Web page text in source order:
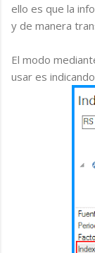
ello es que la
y de manera
El modo
usar es